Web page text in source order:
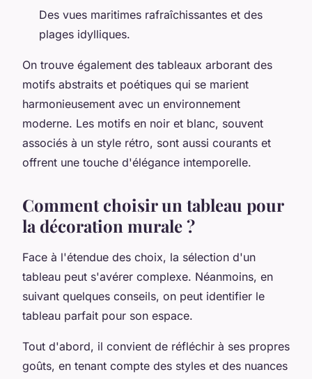
Des vues maritimes rafraîchissantes et des
plages idylliques.
On trouve également des tableaux arborant des
motifs abstraits et poétiques qui se marient
harmonieusement avec un environnement
moderne. Les motifs en noir et blanc, souvent
associés à un style rétro, sont aussi courants et
offrent une touche d'élégance intemporelle.
Comment choisir un tableau pour
la décoration murale ?
Face à l'étendue des choix, la sélection d'un
tableau peut s'avérer complexe. Néanmoins, en
suivant quelques conseils, on peut identifier le
tableau parfait pour son espace.
Tout d'abord, il convient de réfléchir à ses propres
goûts, en tenant compte des styles et des nuances